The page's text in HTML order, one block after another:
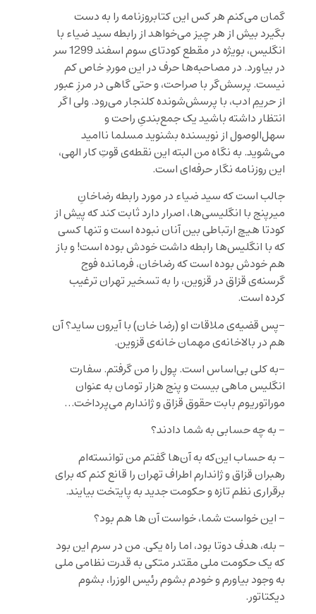
گمان می‌کنم هر کس این کتابروزنامه را به دست
بگیرد بیش از هر چیز می‌خواهد از رابطه سید ضیاء با
انگلیس، بویژه در مقطع کودتای سوم اسفند 1299 سر
در بیاورد. در مصاحبه‌ها حرف در این موردِ خاص کم
نیست. پرسش‌گر با صراحت، و حتی گاهی در مرزِ عبور
از حریمِ ادب، با پرسش‌شونده کلنجار می‌رود. ولی اگر
انتظار داشته باشید یک جمع‌بندیِ راحت و
سهل‌الوصول از نویسنده بشنوید مسلما ناامید
می‌شوید. به نگاه من البته این نقطه‌ی قوتِ کار الهی،
این روزنامه نگار حرفه‌ای است.
جالب است که سید ضیاء در مورد رابطه رضاخانِ
میرپنج با انگلیسی‌ها، اصرار دارد ثابت کند که پیش از
کودتا هیچ ارتباطی بین آنان نبوده است و تنها کسی
که با انگلیس‌ها رابطه داشت خودش بوده است! و باز
هم خودش بوده است که رضاخان، فرمانده فوج
گرسنه‌ی قزاق در قزوین، را به تسخیر تهران ترغیب
کرده است.
-پس قضیه‌ی ملاقات او (رضا خان) با آیرون ساید؟ آن
هم در بالاخانه‌ی مهمان خانه‌ی قزوین.
-به کلی بی‌اساس است. پول را من گرفتم. سفارت
انگلیس ماهی بیست و پنج هزار تومان به عنوان
موراتوریوم بابت حقوق قزاق و ژاندارم می‌پرداخت…
– به چه حسابی به شما دادند؟
– به حساب این‌که به آن‌ها گفتم من توانسته‌ام
رهبران قزاق و ژاندارم اطراف تهران را قانع کنم که برای
برقراری نظم تازه و حکومت جدید به پایتخت بیایند.
– این خواست شما، خواست آن ها هم بود؟
– بله، هدف دوتا بود، اما راه یکی. من در سرم این بود
که یک حکومت ملی مقتدر متکی به قدرت نظامی ملی
به وجود بیاورم و خودم بشوم رئیس الوزرا، بشوم
دیکتاتور.